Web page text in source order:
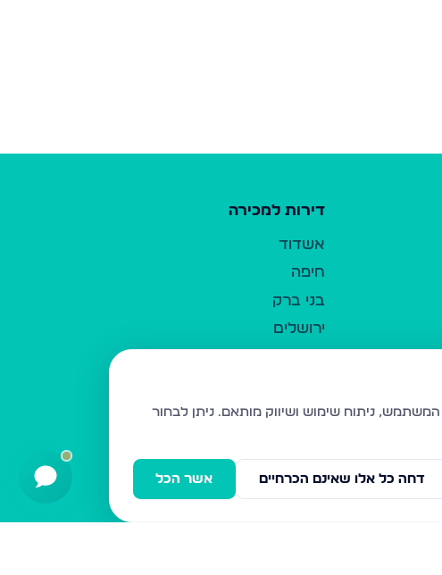
דירות למכירה
אשדוד
חיפה
בני ברק
ירושלים
בית שמש
ביתר עילית
ניתן לבחור
אשר הכל דחה כל אלו שאינם הכרחיים